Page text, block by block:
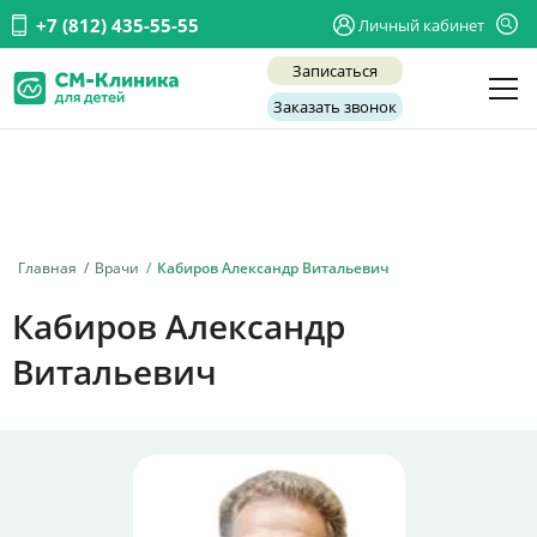
+7 (812) 435-55-55 Личный кабинет
Записаться
Заказать звонок
Главная Врачи Кабиров Александр Витальевич
Кабиров Александр
Витальевич
Услуги
Заболевания